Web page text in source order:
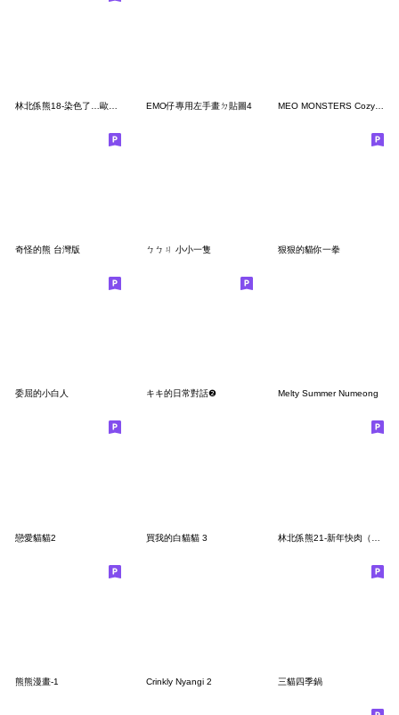
EMO仔專用左手畫ㄉ貼圖4 MEO MONSTERS Cozy Moment
奇怪的熊 台灣版 ㄅㄅㄐ 小小一隻 狠狠的貓你一拳
委屈的小白人 キキ的日常對話❷ Melty Summer Numeong
戀愛貓貓2 買我的白貓貓 3
熊熊漫畫-1 Crinkly Nyangi 2 三貓四季鍋